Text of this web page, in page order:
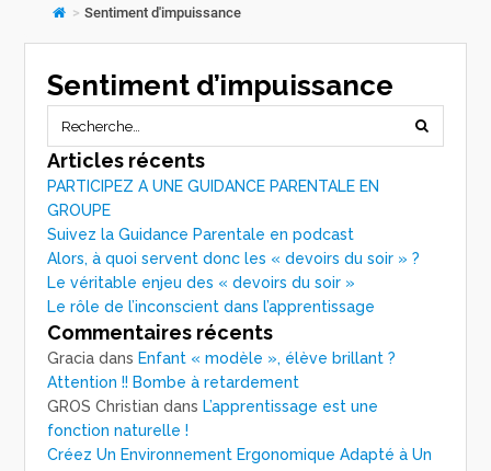
> Sentiment d'impuissance
Sentiment d’impuissance
Articles récents
PARTICIPEZ A UNE GUIDANCE PARENTALE EN
GROUPE
Suivez la Guidance Parentale en podcast
Alors, à quoi servent donc les « devoirs du soir » ?
Le véritable enjeu des « devoirs du soir »
Le rôle de l’inconscient dans l’apprentissage
Commentaires récents
Gracia dans Enfant « modèle », élève brillant ?
Attention !! Bombe à retardement
GROS Christian dans L’apprentissage est une
fonction naturelle !
Créez Un Environnement Ergonomique Adapté à Un